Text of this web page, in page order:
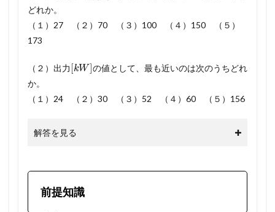
どれか。
（１）27 （２）70 （３）100 （４）150 （５）
173
（２）出力
[kW]
の値として、最も近いのは次のうちどれ
か。
（１）24 （２）30 （３）52 （４）60 （５）156
解答を見る
前提知識